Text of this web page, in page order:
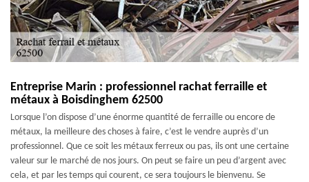
Entreprise Marin : professionnel rachat ferraille et
métaux à Boisdinghem 62500
Lorsque l’on dispose d’une énorme quantité de ferraille ou encore de
métaux, la meilleure des choses à faire, c’est le vendre auprès d’un
professionnel. Que ce soit les métaux ferreux ou pas, ils ont une certaine
valeur sur le marché de nos jours. On peut se faire un peu d’argent avec
cela, et par les temps qui courent, ce sera toujours le bienvenu. Se